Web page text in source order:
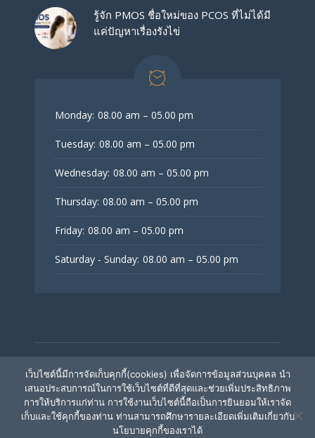
รู้จัก PMOS ชื่อใหม่ของ PCOS ที่ไม่ได้มี
แค่ปัญหาเรื่องรังไข่
Monday: 08.00 am – 05.00 pm
Tuesday: 08.00 am – 05.00 pm
Wednesday: 08.00 am – 05.00 pm
Thursday: 08.00 am – 05.00 pm
Friday: 08.00 am – 05.00 pm
Saturday - Sunday: 08.00 am – 05.00 pm
© V Fertility Thailand
ติดตามเรา
เว็บไซต์นี้มีการจัดเก็บคุกกี้(cookies) เพื่อจัดการข้อมูลส่วนบุคคล นำ
เสนอประสบการณ์ในการใช้เว็บไซต์ที่ดีที่สุดและช่วยเพิ่มประสิทธิภาพ
การให้บริการแก่ท่าน การใช้งานเว็บไซต์นี้ถือเป็นการยินยอมให้เราจัด
เก็บและใช้คุกกี้ของท่าน ท่านสามารถศึกษารายละเอียดเพิ่มเติมเกี่ยวกับ
นโยบายคุกกี้ของเราได้